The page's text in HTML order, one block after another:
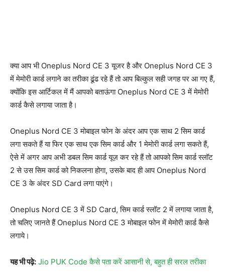
क्या आप भी Oneplus Nord CE 3 यूजर है और Oneplus Nord CE 3
में मेमोरी कार्ड लगाने का तरीका ढूंढ रहे हैं तो आप बिल्कुल सही जगह पर आ गए हैं,
क्योंकि इस आर्टिकल में मैं आपको बताऊंगा Oneplus Nord CE 3 में मेमोरी
कार्ड कैसे लगाया जाता है।
Oneplus Nord CE 3 मोबाइल फोन के अंदर आप एक साथ 2 सिम कार्ड
लगा सकते हैं या फिर एक साथ एक सिम कार्ड और 1 मेमोरी कार्ड लगा सकते हैं,
ऐसे में अगर आप अभी डबल सिम कार्ड यूज़ कर रहे हैं तो आपको सिम कार्ड स्लॉट
2 से उस सिम कार्ड को निकलना होगा, उसके बाद ही आप Oneplus Nord
CE 3 के अंदर SD Card लगा पाएंगे।
Oneplus Nord CE 3 में SD Card, सिम कार्ड स्लॉट 2 में लगाया जाता है,
तो चलिए जानते हैं Oneplus Nord CE 3 मोबाइल फोन में मेमोरी कार्ड कैसे
लगाये।
यह भी पढ़े: Jio PUK Code कैसे पता करें आसानी से, बहुत ही सरल तरीका